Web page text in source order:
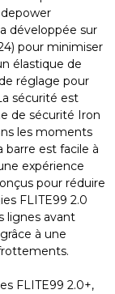
développée sur
pour minimiser
élastique de
réglage pour
sécurité est
de sécurité Iron
les moments
barre est facile à
expérience
pour réduire
FLITE99 2.0
lignes avant
à une
FLITE99 2.0+,